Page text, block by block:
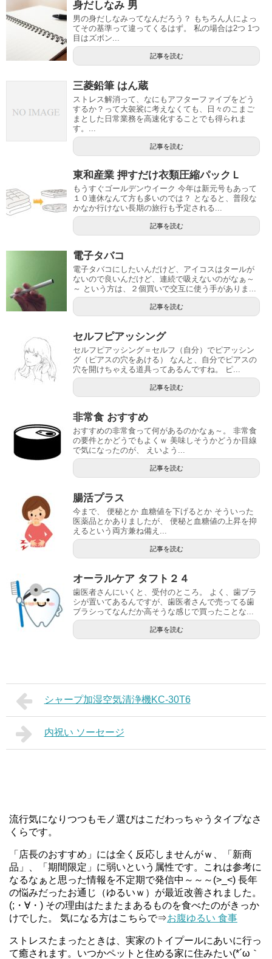
身だしなみ 男
男の身だしなみってなんだろう？ もちろん人によっ
てその基準って違ってくるはず。 私の場合は2つ 1つ
目はズボン...
記事を読む
三菱鉛筆 はん蔵
ストレス解消って、なにもアフターファイブをどう
するか？って大袈裟に考えなくても、日々のこまご
まとした日常業務を高速化することでも得られま
す。...
記事を読む
東和産業 押すだけ衣類圧縮パックＬ
もうすぐゴールデンウイーク 今年は新元号もあって
１０連休なんて方も多いのでは？ となると、普段な
かなか行けない長期の旅行も予定される...
記事を読む
電子タバコ
電子タバコにしたいんだけど、アイコスはタールが
ないので良いんだけど、連続で吸えないのがなぁ～
～ という方は、２個買いで交互に使う手がありま...
記事を読む
セルフピアッシング
セルフピアッシング＝セルフ（自分）でピアッシン
グ（ピアスの穴をあける） なんと、自分でピアスの
穴を開けちゃえる道具ってあるんですね。 ピ...
記事を読む
非常食 おすすめ
おすすめの非常食って何があるのかなぁ～。 非常食
の要件とかどうでもよくｗ 美味しそうかどうか目線
で気になったのが、 えいよう...
記事を読む
腸活プラス
今まで、 便秘とか 血糖値を下げるとか そういった
医薬品とかありましたが、 便秘と血糖値の上昇を抑
えるという両方兼ね備え...
記事を読む
オーラルケア タフト２４
歯医者さんにいくと、受付のところ。 よく、歯ブラ
シが置いてあるんですが、歯医者さんで売ってる歯
ブラシってなんだか高そうな感じで買ったことな...
記事を読む
シャープ加湿空気清浄機KC-30T6
内祝い ソーセージ
流行気になりつつもモノ選びはこだわっちゃうタイプなさ
くらです。
「店長のおすすめ」には全く反応しませんがｗ、「新商
品」、「期間限定」に弱いという属性です。これは参考に
なるなぁと思った情報を不定期で発信中～～～(>_<) 長年
の悩みだったお通じ（ゆるいｗ）が最近改善されました。
(;・∀・) その理由はたまたまあるものを食べたのがきっか
けでした。 気になる方はこちらで⇒お腹ゆるい 食事
ストレスたまったときは、実家のトイプールにあいに行っ
て癒されます。いつかペットと住める家に住みたい(*´ω｀